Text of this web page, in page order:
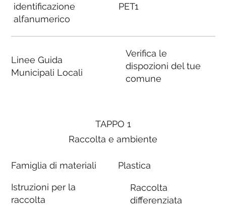
identificazione
alfanumerico
Linee Guida
Municipali Locali
PET1
Verifica le
dispozioni del tue
comune
TAPPO 1
Raccolta e ambiente
Famiglia di materiali
Istruzioni per la
raccolta
Plastica
Raccolta
differenziata